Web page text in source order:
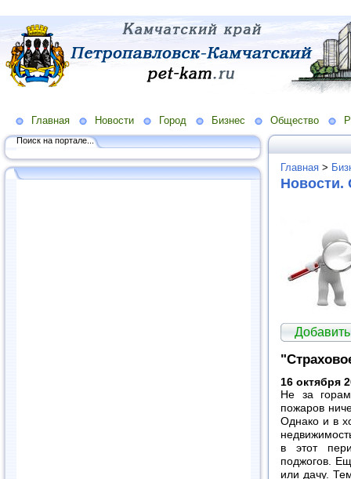
Главная Новости Город Бизнес Общество
Поиск на портале...
Главная >
Новости.
16 октября
Не за
пожаров
Однако и в
в этот
поджогов.
или дачу.